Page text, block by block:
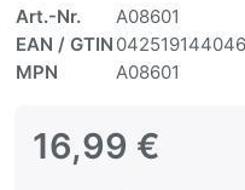
Art.-Nr.
A08601
EAN / GTIN
MPN
A08601
16,99 €